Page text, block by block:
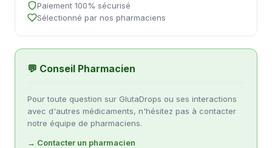
Paiement 100% sécurisé
Sélectionné par nos pharmaciens
💬 Conseil Pharmacien
Pour toute question sur GlutaDrops ou ses interactions
avec d'autres médicaments, n'hésitez pas à contacter
notre équipe de pharmaciens.
→ Contacter un pharmacien